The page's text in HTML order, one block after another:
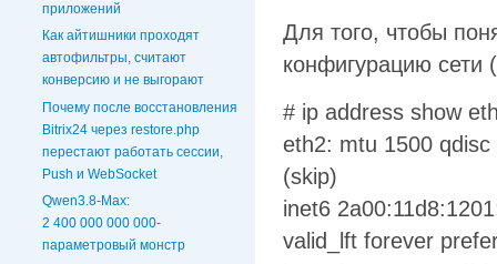
приложений
Как айтишники проходят
автофильтры, считают
конверсию и не выгорают
Почему после восстановления
Bitrix24 через restore.php
перестают работать сессии,
Push и WebSocket
Qwen3.8-Max:
2 400 000 000 000-
параметровый монстр
Для того, чтобы
конфигурацию
# ip address show
eth2: mtu 1500
(skip)
inet6
valid_lft forever